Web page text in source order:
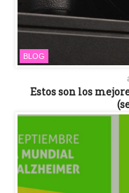
BLOG
Estos son los